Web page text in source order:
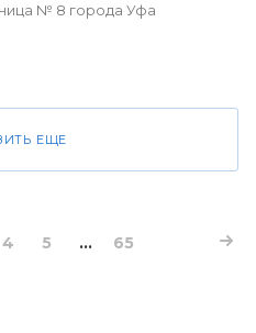
№ 8 города Уфа
ЕЩЕ
4 5 ... 65